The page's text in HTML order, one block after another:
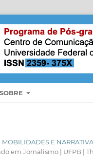
SOBRE
MOBILIDADES E
em Jornalismo | UFPB |